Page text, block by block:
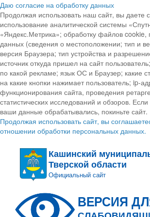
Даю согласие на обработку данных
Продолжая использовать наш сайт, вы даете
использование аналитической системы
«Яндекс.Метрика»; обработку файлов cookie,
данных (сведения о местоположении; тип и
версия Браузера; тип устройства и
источник откуда пришел на сайт
по какой рекламе; язык ОС и Браузер; какие
на какие кнопки нажимает пользователь; ip-
функционирования сайта, проведения
статистических исследований и обзоров.
ваши данные обрабатывались, покиньте сайт.
Продолжая использовать сайт, вы
отношении обработки персональных данных.